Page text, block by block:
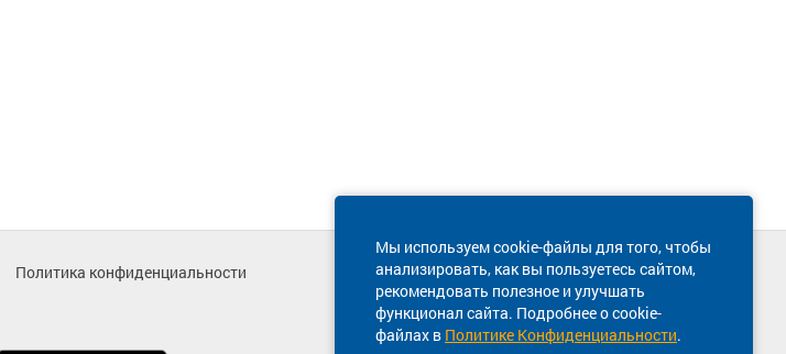
Мы используем cookie-файлы для того, чтобы
анализировать, как вы пользуетесь сайтом,
рекомендовать полезное и улучшать
функционал сайта. Подробнее о cookie-
файлах в Политике Конфиденциальности.
Политика конфиденциальности
Техническая поддержка сайта
8 800 600-03-38